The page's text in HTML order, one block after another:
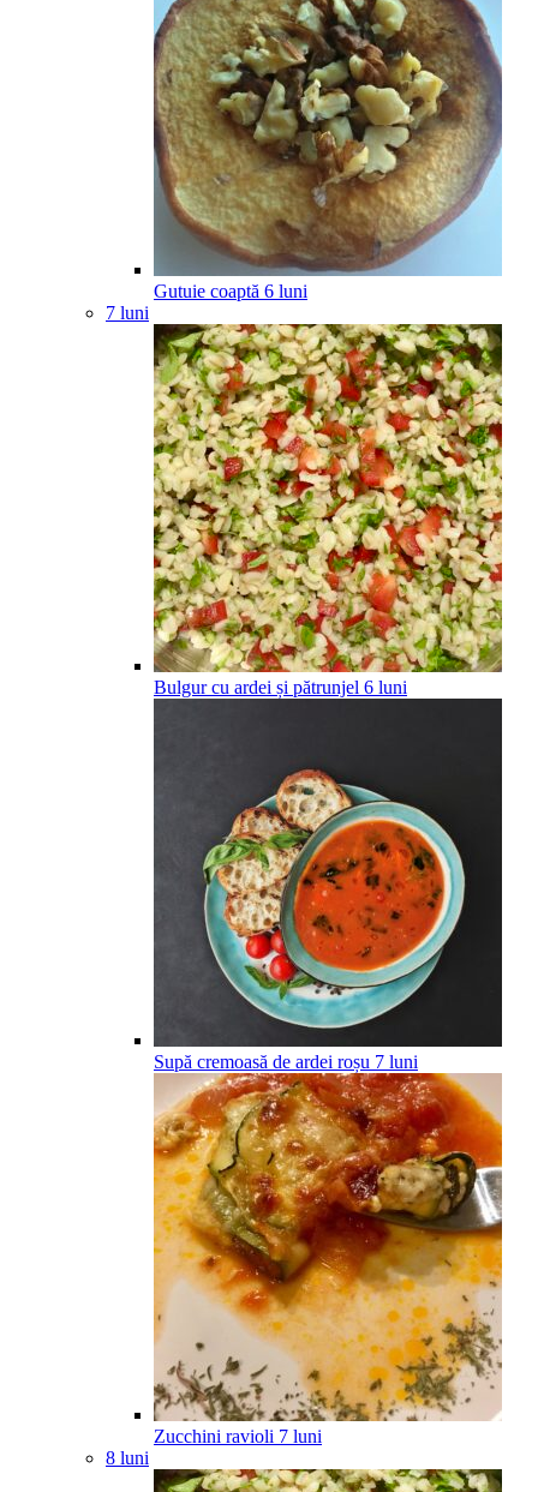
Gutuie coaptă 6 luni
7 luni
Bulgur cu ardei și pătrunjel 6 luni
Supă cremoasă de ardei roșu 7 luni
Zucchini ravioli 7 luni
8 luni